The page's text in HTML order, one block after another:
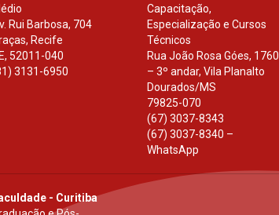
Rui Barbosa, 704
Recife
, 52011-040
3131-6950
Capacitação,
Especialização e Cursos
Técnicos
Rua João Rosa Góes, 1760
– 3º andar, Vila Planalto
Dourados/MS
79825-070
(67) 3037-8343
(67) 3037-8340 –
WhatsApp
- Curitiba